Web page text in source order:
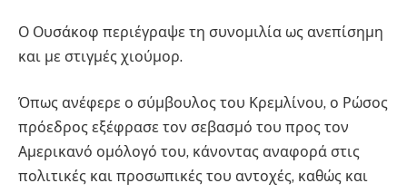
Ο Ουσάκοφ περιέγραψε τη συνομιλία ως ανεπίσημη
και με στιγμές χιούμορ.
Όπως ανέφερε ο σύμβουλος του Κρεμλίνου, ο Ρώσος
πρόεδρος εξέφρασε τον σεβασμό του προς τον
Αμερικανό ομόλογό του, κάνοντας αναφορά στις
πολιτικές και προσωπικές του αντοχές, καθώς και